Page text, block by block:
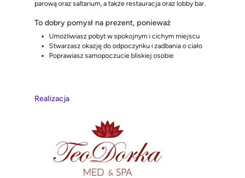
parową oraz saltarium, a także restauracja oraz lobby bar.
To dobry pomysł na prezent, ponieważ
Umożliwiasz pobyt w spokojnym i cichym miejscu
Stwarzasz okazję do odpoczynku i zadbania o ciało
Poprawiasz samopoczucie bliskiej osobie
Realizacja